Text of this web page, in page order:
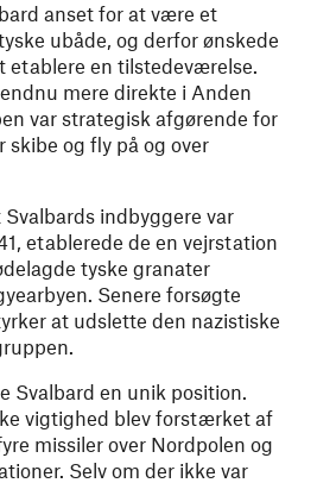
anset for at være et
ubåde, og derfor ønskede
etablere en tilstedeværelse.
mere direkte i Anden
var strategisk afgørende for
og fly på og over
indbyggere var
etablerede de en vejrstation
tyske granater
Senere forsøgte
at udslette den nazistiske
Svalbard en unik position.
vigtighed blev forstærket af
missiler over Nordpolen og
Selv om der ikke var